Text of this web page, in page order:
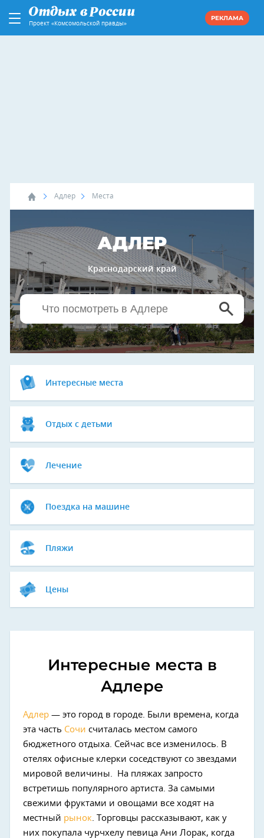
Проект «Комсомольской правды»
РЕКЛАМА
Адлер Места
АДЛЕР
Краснодарский край
Интересные места
Отдых с детьми
Лечение
Поездка на машине
Пляжи
Цены
Интересные места в
Адлере
Адлер — это город в городе. Были времена, когда
эта часть Сочи считалась местом самого
бюджетного отдыха. Сейчас все изменилось. В
отелях офисные клерки соседствуют со звездами
мировой величины. На пляжах запросто
встретишь популярного артиста. За самыми
свежими фруктами и овощами все ходят на
местный рынок. Торговцы рассказывают, как у
них покупала чурчхелу певица Ани Лорак, когда